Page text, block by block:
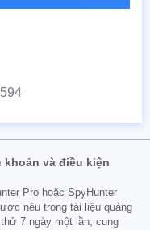
và điều kiện
Pro hoặc SpyHunter
nêu trong tài liệu quảng
7 ngày một lần, cung